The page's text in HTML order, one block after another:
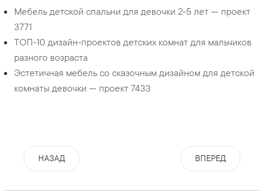
Мебель детской спальни для девочки 2-5 лет — проект
3771
ТОП-10 дизайн-проектов детских комнат для мальчиков
разного возраста
Эстетичная мебель со сказочным дизайном для детской
комнаты девочки — проект 7433
НАЗАД ВПЕРЕД